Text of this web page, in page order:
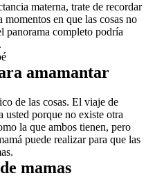
materna, trate de recordar
momentos en que las cosas no
panorama completo podría
amamantar
de las cosas. El viaje de
usted porque no existe otra
la que ambos tienen, pero
puede realizar para que las
mamas